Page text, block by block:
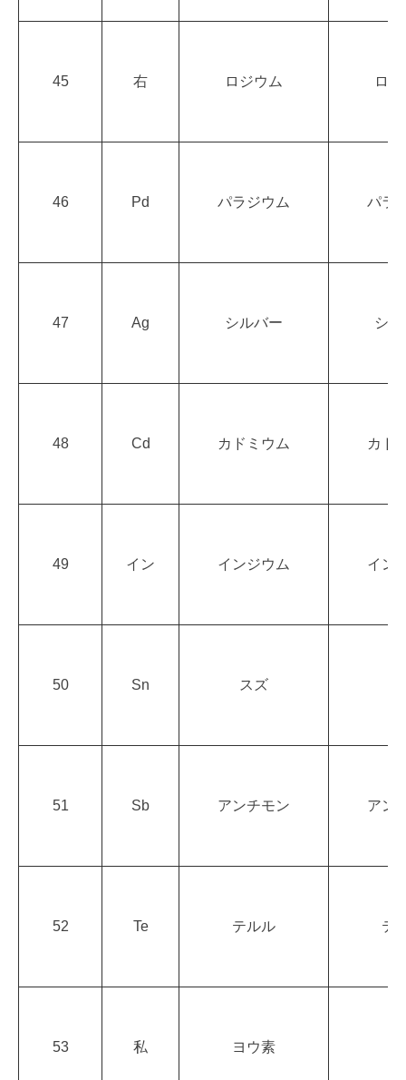
45 右 ロジウム ロ
46 Pd パラジウム パラ
47 Ag シルバー シ
48 Cd カドミウム カド
49 イン インジウム イン
50 Sn スズ
51 Sb アンチモン アン
52 Te テルル テ
53 私 ヨウ素